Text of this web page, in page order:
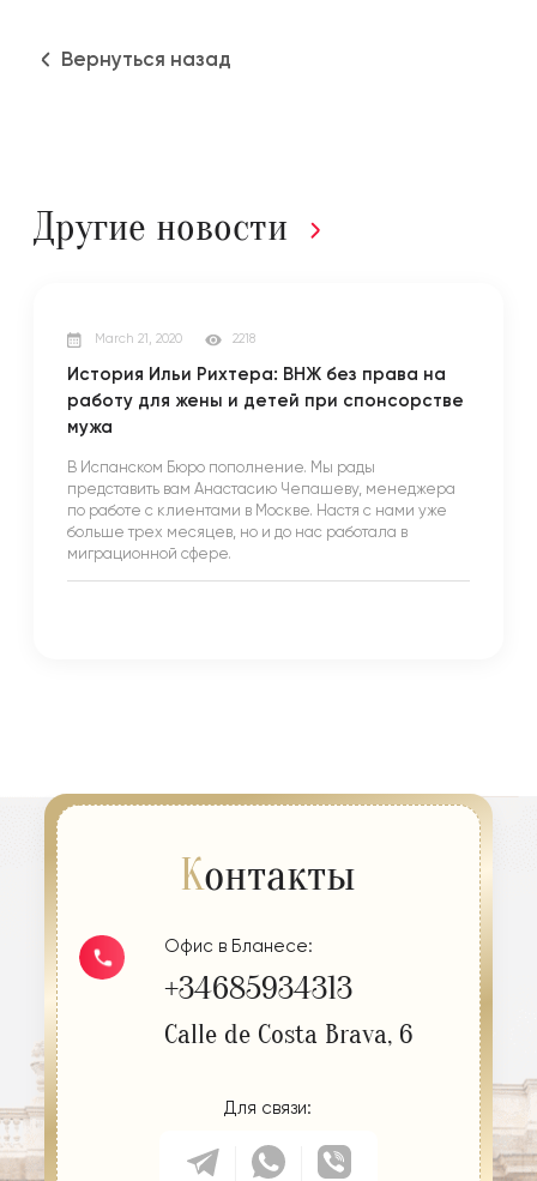
Вернуться назад
Другие новости
March 21, 2020 2218
История Ильи Рихтера: ВНЖ без права на
работу для жены и детей при спонсорстве
мужа
В Испанском Бюро пополнение. Мы рады
представить вам Анастасию Чепашеву, менеджера
по работе с клиентами в Москве. Настя с нами уже
больше трех месяцев, но и до нас работала в
миграционной сфере.
Контакты
Офис в Бланесе:
+34685934313
Сalle de Costa Brava, 6
Для связи: